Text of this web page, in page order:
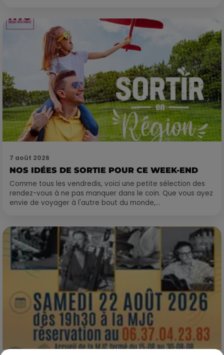
7 août 2026
NOS IDÉES DE SORTIE POUR CE WEEK-END
Comme tous les vendredis, voici une petite sélection des
rendez-vous à ne pas manquer dans le coin. Que vous ayez
envie de voyager à l'autre bout du monde,...